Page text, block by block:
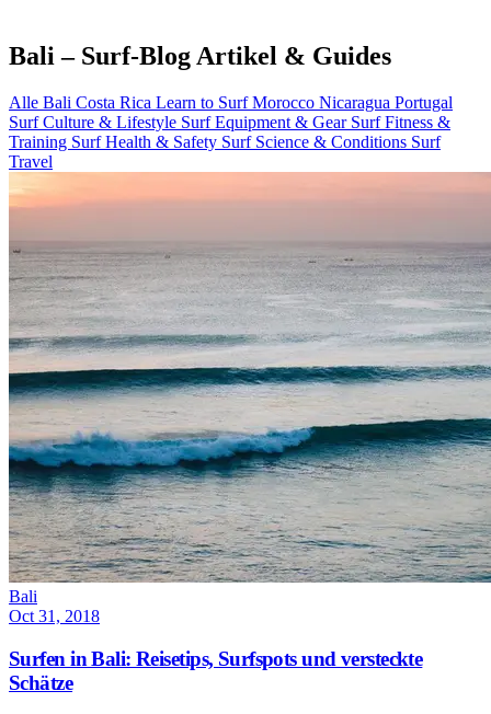
Bali – Surf-Blog Artikel & Guides
Alle Bali Costa Rica Learn to SurfMorocco Nicaragua Portugal
Surf Culture & Lifestyle Surf Equipment & Gear Surf Fitness &
Training Surf Health & Safety Surf Science & Conditions Surf
Travel
Bali
Oct 31, 2018
Surfen in Bali: Reisetips, Surfspots und versteckte
Schätze